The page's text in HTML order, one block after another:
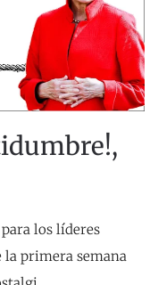
los líderes
la primera semana